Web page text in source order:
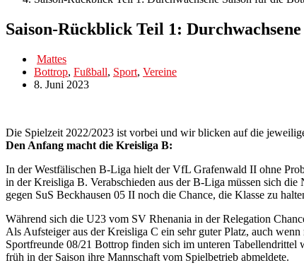
Saison-Rückblick Teil 1:
Mattes
Bottrop, Fußball, Sport, Vereine
8. Juni 2023
Die Spielzeit 2022/2023 ist vorbei und wir blicken auf die
Den Anfang macht die Kreisliga B:
In der Westfälischen B-Liga hielt der VfL Grafenwald II ohne
in der Kreisliga B. Verabschieden aus der B-Liga müssen sich
gegen SuS Beckhausen 05 II noch die Chance, die Klasse zu
Während sich die U23 vom SV Rhenania in der Relegation
Als Aufsteiger aus der Kreisliga C ein sehr guter Platz, auch
Sportfreunde 08/21 Bottrop finden sich im unteren
früh in der Saison ihre Mannschaft vom Spielbetrieb abmeldete.